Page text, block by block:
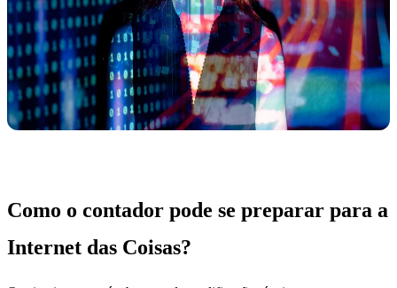
Como o contador pode se preparar para a
Internet das Coisas?